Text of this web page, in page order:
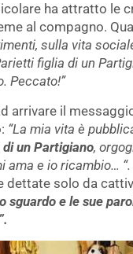
ha attratto le
al compagno.
sulla vita
figlia di un
Peccato!”
arrivare il
“La mia vita è
un Partigiano,
ama e io ricambio… “.
dettate solo da
sguardo e le sue